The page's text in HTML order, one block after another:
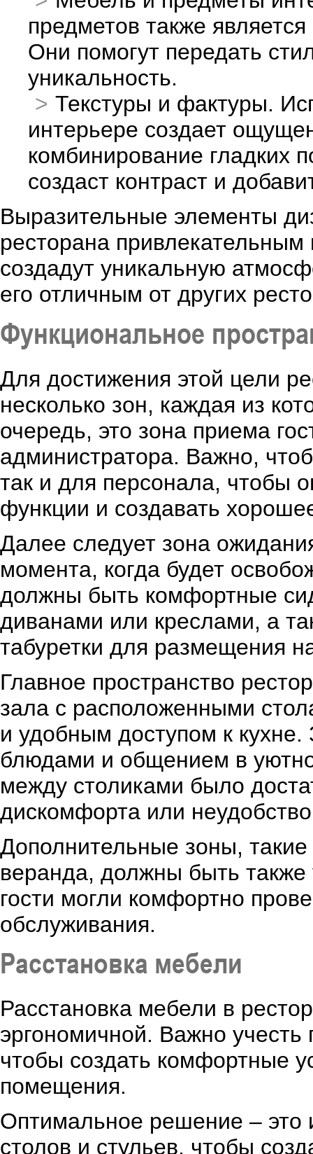
предметов также
Они помогут передать
уникальность.
Текстуры и фактуры.
интерьере создает
комбинирование гладких
создаст контраст и
Выразительные элементы
ресторана
создадут уникальную
его отличным от других
Функциональное
Для достижения этой цели
несколько зон, каждая из
очередь, это зона приема
администратора. Важно,
так и для персонала, чтобы
функции и создавать
Далее следует зона
момента, когда будет
должны быть комфортные
диванами или креслами, а
табуретки для размещения
Главное пространство
зала с расположенными
и удобным доступом к кухне.
блюдами и общением в
между столиками было
дискомфорта или
Дополнительные зоны, такие
веранда, должны быть
гости могли комфортно
обслуживания.
Расстановка мебели
Расстановка мебели в
эргономичной. Важно учесть
чтобы создать комфортные
помещения.
Оптимальное решение – это
столов и стульев, чтобы